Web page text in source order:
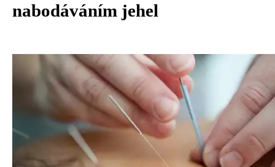
nabodáváním jehel